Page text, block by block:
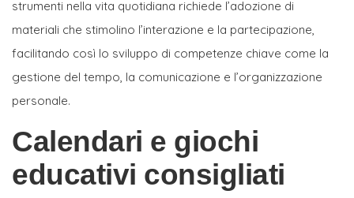
strumenti nella vita quotidiana richiede l’adozione di
materiali che stimolino l’interazione e la partecipazione,
facilitando così lo sviluppo di competenze chiave come la
gestione del tempo, la comunicazione e l’organizzazione
personale.
Calendari e giochi
educativi consigliati